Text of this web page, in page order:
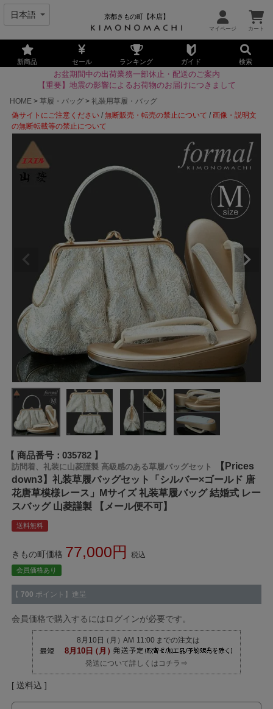
京都きもの町【本店】
新商品 セール ランキング ガイド 検索
お盆期間中の出荷業務一部休止・配送のご案内
【重要】地震の影響によるお荷物のお届けにつきまして
HOME
草履・バッグ
礼装用草履・バッグ
偽サイトにご注意ください /無断販売・転売の禁止について /画像・説明文
の無断転載等の禁止について
商品番号 035782
訪問着、礼装に山菱謹製 高級感のある草履バッグセット
【Prices
down3】礼装草履バッグセット「シルバー×ゴールド 唐
花唐草模様レース」Mサイズ 礼装草履バッグ 結婚式 レー
スバッグ 山菱謹製 【メール便不可】
送料無料
きもの町価格 77,000 税込
会員価格あり
【 700 ポイント】進呈
会員価格で購入するにはログインが必要です。
発送について詳しくはコチラ⇒
送料込